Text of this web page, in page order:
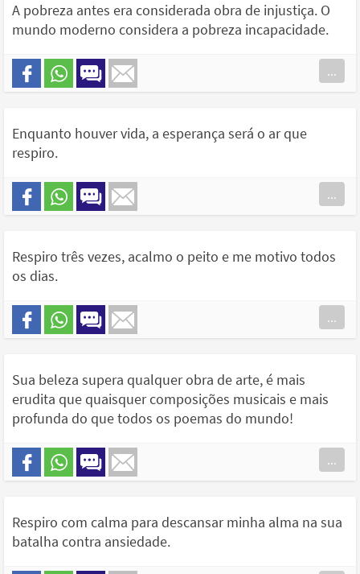
A pobreza antes era considerada obra de injustiça. O
mundo moderno considera a pobreza incapacidade.
...
Enquanto houver vida, a esperança será o ar que
respiro.
...
Respiro três vezes, acalmo o peito e me motivo todos
os dias.
...
Sua beleza supera qualquer obra de arte, é mais
erudita que quaisquer composições musicais e mais
profunda do que todos os poemas do mundo!
...
Respiro com calma para descansar minha alma na sua
batalha contra ansiedade.